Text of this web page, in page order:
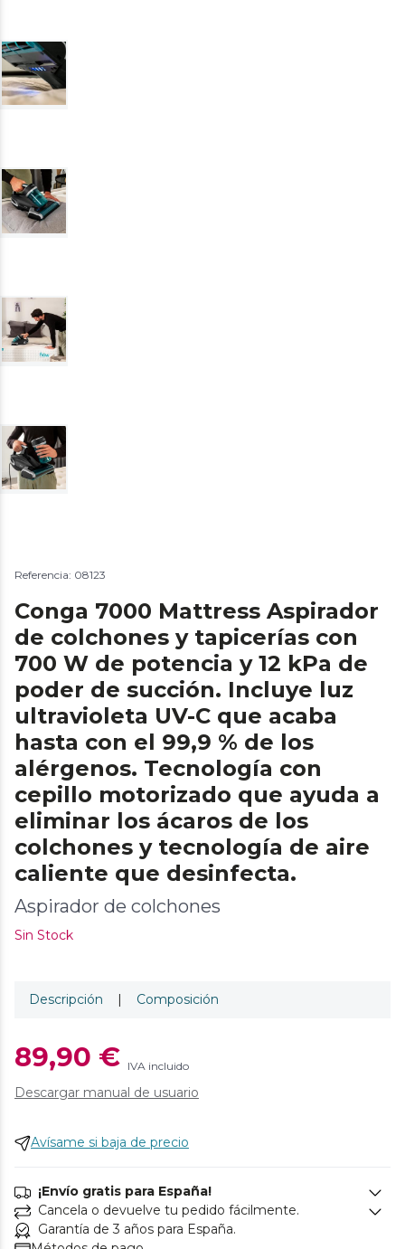
Referencia: 08123
Conga 7000 Mattress Aspirador
de colchones y tapicerías con
700 W de potencia y 12 kPa de
poder de succión. Incluye luz
ultravioleta UV-C que acaba
hasta con el 99,9 % de los
alérgenos. Tecnología con
cepillo motorizado que ayuda a
eliminar los ácaros de los
colchones y tecnología de aire
caliente que desinfecta.
Aspirador de colchones
Sin Stock
Descripción | Composición
89,90 € IVA incluido
Descargar manual de usuario
Avísame si baja de precio
¡Envío gratis para España!
Cancela o devuelve tu pedido fácilmente.
Garantía de 3 años para España.